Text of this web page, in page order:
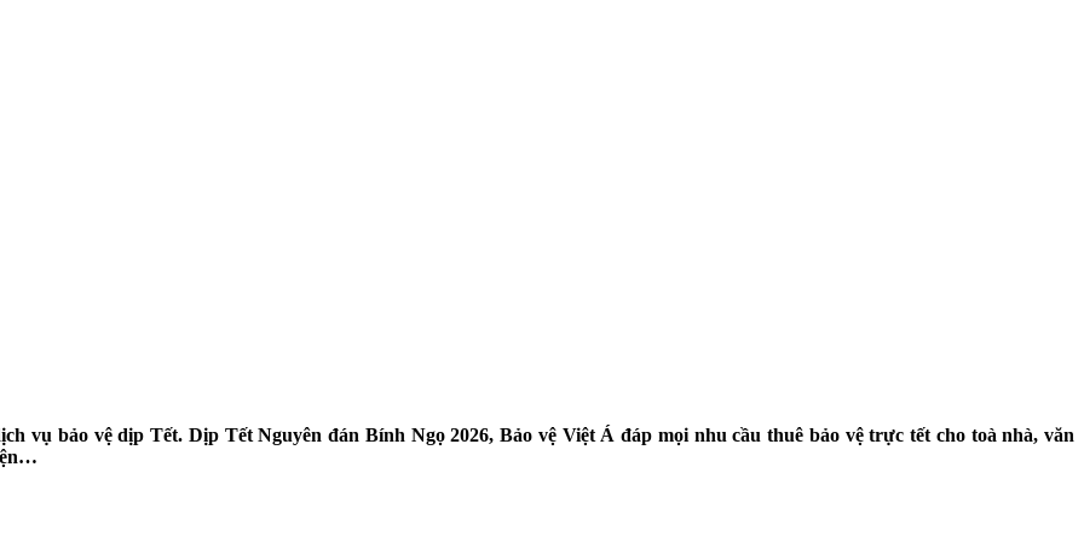
vụ bảo vệ dịp Tết. Dịp Tết Nguyên đán Bính Ngọ 2026, Bảo vệ Việt Á đáp mọi nhu cầu thuê bảo vệ trực tết cho toà nhà, văn